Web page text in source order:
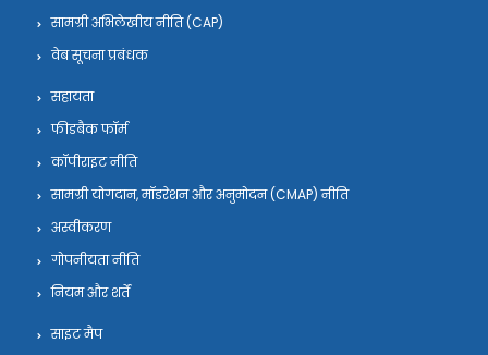
सामग्री अभिलेखीय नीति (CAP)
वेब सूचना प्रबंधक
सहायता
फीडबैक फॉर्म
कॉपीराइट नीति
सामग्री योगदान, मॉडरेशन और अनुमोदन (CMAP) नीति
अस्वीकरण
गोपनीयता नीति
नियम और शर्तें
साइट मैप